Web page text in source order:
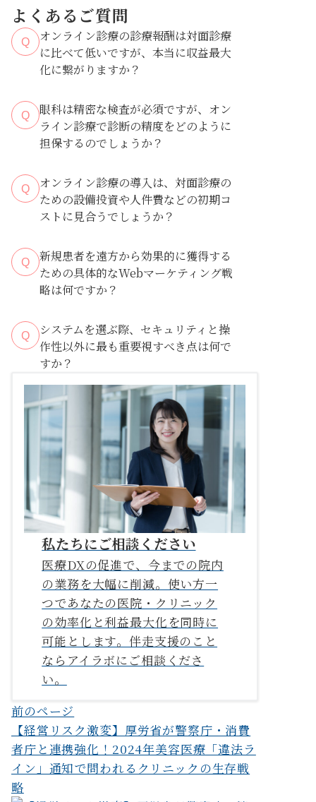
よくあるご質問
Q
オンライン診療の診療報酬は対面診療
に比べて低いですが、本当に収益最大
化に繋がりますか？
面診療枠の生産性向上
Q
眼科は精密な検査が必須ですが、オン
ライン診療で診断の精度をどのように
担保するのでしょうか？
厳格なプロトコルに基づき直ち
に精密な対面診療へ移行
Q
オンライン診療の導入は、対面診療の
ための設備投資や人件費などの初期コ
ストに見合うでしょうか？
化
診療圏の拡大
Q
新規患者を遠方から効果的に獲得する
ための具体的なWebマーケティング戦
略は何ですか？
宅からの定期フォローアップ
ち時間のない予約体験
早朝
や夜間のオンライン診療枠
Q
システムを選ぶ際、セキュリティと操
作性以外に最も重要視すべき点は何で
すか？
既存の電子カル
テシステムとのシームレスな連携
業務効率
を低下させる
私たちにご相談ください
医療DXの促進で、今までの院内
の業務を大幅に削減。使い方一
つであなたの医院・クリニック
の効率化と利益最大化を同時に
可能とします。伴走支援のこと
ならアイラボにご相談くださ
い。
投
稿
ナ
ビ
前のページ
【経営リスク激変】厚労省が警察庁・消費
者庁と連携強化！2024年美容医療「違法ラ
イン」通知で問われるクリニックの生存戦
略